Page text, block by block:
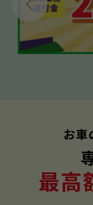
お車
最高